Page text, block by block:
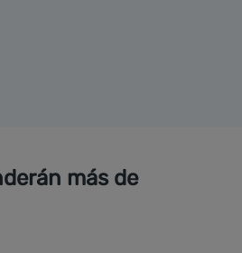
más de